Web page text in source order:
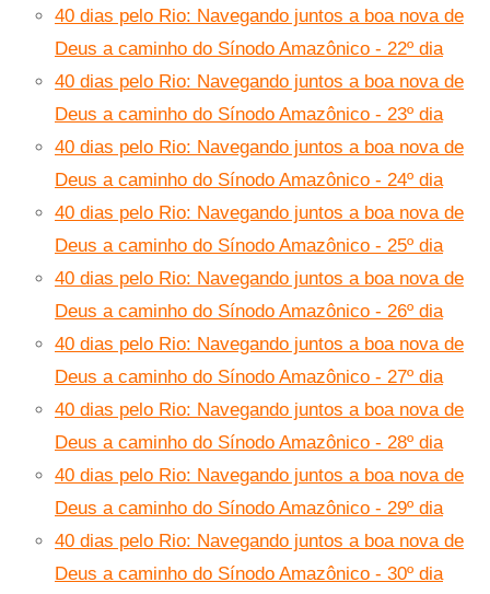
40 dias pelo Rio: Navegando juntos a boa nova de
Deus a caminho do Sínodo Amazônico - 22º dia
40 dias pelo Rio: Navegando juntos a boa nova de
Deus a caminho do Sínodo Amazônico - 23º dia
40 dias pelo Rio: Navegando juntos a boa nova de
Deus a caminho do Sínodo Amazônico - 24º dia
40 dias pelo Rio: Navegando juntos a boa nova de
Deus a caminho do Sínodo Amazônico - 25º dia
40 dias pelo Rio: Navegando juntos a boa nova de
Deus a caminho do Sínodo Amazônico - 26º dia
40 dias pelo Rio: Navegando juntos a boa nova de
Deus a caminho do Sínodo Amazônico - 27º dia
40 dias pelo Rio: Navegando juntos a boa nova de
Deus a caminho do Sínodo Amazônico - 28º dia
40 dias pelo Rio: Navegando juntos a boa nova de
Deus a caminho do Sínodo Amazônico - 29º dia
40 dias pelo Rio: Navegando juntos a boa nova de
Deus a caminho do Sínodo Amazônico - 30º dia